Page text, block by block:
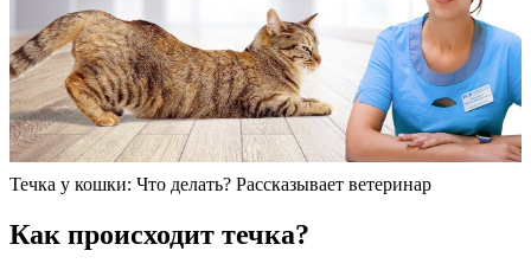
Течка у кошки: Что делать? Рассказывает ветеринар
Как происходит течка?